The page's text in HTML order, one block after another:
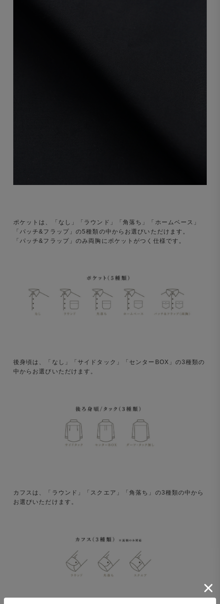
ポケットは、「なし」「ラウンド」「角落ち」「ホームベース」
「パッチ&フラップ」の5種類の中からお選びいただけます。
「パッチ&フラップ」のみ両胸にポケットがつく仕様です。
後身頃は、「なし」「サイドタック」「センターBOX」の3種類の
中からお選びいただけます。
カフスは、「ラウンド」「スクエア」「角落ち」の3種類の中から
お選びいただけます。